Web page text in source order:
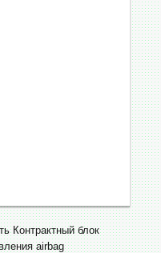
Контрактный блок
airbag